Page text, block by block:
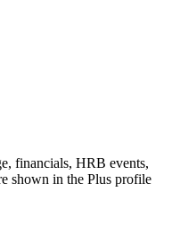
financials, HRB events,
shown in the Plus profile